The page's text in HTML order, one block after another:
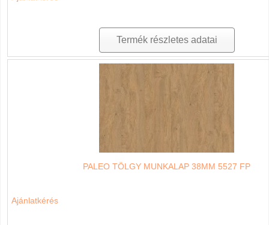
Termék részletes adatai
PALEO TÖLGY MUNKALAP 38MM 5527 FP
Ajánlatkérés